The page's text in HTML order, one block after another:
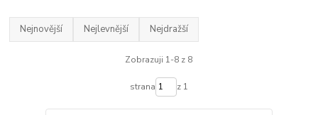
Nejnovější Nejlevnější Nejdražší
Zobrazuji 1-8 z 8
strana z 1